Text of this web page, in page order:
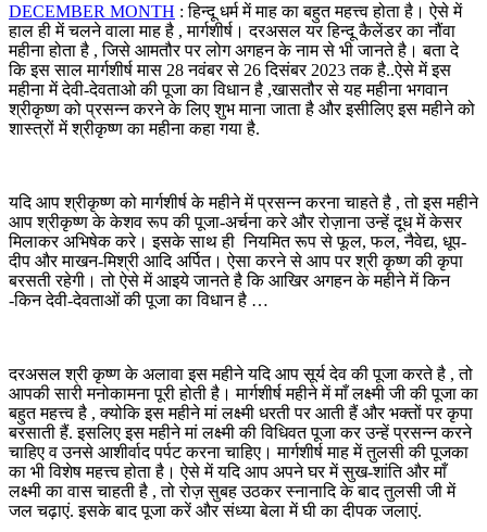
DECEMBER MONTH : हिन्दू धर्म में माह का बहुत महत्त्व होता है। ऐसे में
हाल ही में चलने वाला माह है , मार्गशीर्ष। दरअसल यर हिन्दू कैलेंडर का नौंवा
महीना होता है , जिसे आमतौर पर लोग अगहन के नाम से भी जानते है। बता दे
कि इस साल मार्गशीर्ष मास 28 नवंबर से 26 दिसंबर 2023 तक है..ऐसे में इस
महीना में देवी-देवताओ की पूजा का विधान है ,खासतौर से यह महीना भगवान
श्रीकृष्ण को प्रसन्न करने के लिए शुभ माना जाता है और इसीलिए इस महीने को
शास्त्रों में श्रीकृष्ण का महीना कहा गया है.
यदि आप श्रीकृष्ण को मार्गशीर्ष के महीने में प्रसन्न करना चाहते है , तो इस महीने
आप श्रीकृष्ण के केशव रूप की पूजा-अर्चना करे और रोज़ाना उन्हें दूध में केसर
मिलाकर अभिषेक करे। इसके साथ ही नियमित रूप से फूल, फल, नैवेद्य, धूप-
दीप और माखन-मिश्री आदि अर्पित। ऐसा करने से आप पर श्री कृष्ण की कृपा
बरसती रहेगी। तो ऐसे में आइये जानते है कि आखिर अगहन के महीने में किन
-किन देवी-देवताओं की पूजा का विधान है …
दरअसल श्री कृष्ण के अलावा इस महीने यदि आप सूर्य देव की पूजा करते है , तो
आपकी सारी मनोकामना पूरी होती है। मार्गशीर्ष महीने में माँ लक्ष्मी जी की पूजा का
बहुत महत्त्व है , क्योकि इस महीने मां लक्ष्मी धरती पर आती हैं और भक्तों पर कृपा
बरसाती हैं. इसलिए इस महीने मां लक्ष्मी की विधिवत पूजा कर उन्हें प्रसन्न करने
चाहिए व उनसे आशीर्वाद पर्पट करना चाहिए। मार्गशीर्ष माह में तुलसी की पूजका
का भी विशेष महत्त्व होता है। ऐसे में यदि आप अपने घर में सुख-शांति और माँ
लक्ष्मी का वास चाहती है , तो रोज़ सुबह उठकर स्नानादि के बाद तुलसी जी में
जल चढ़ाएं. इसके बाद पूजा करें और संध्या बेला में घी का दीपक जलाएं.